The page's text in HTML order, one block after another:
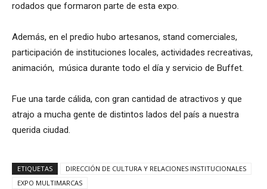
rodados que formaron parte de esta expo.
Además, en el predio hubo artesanos, stand comerciales,
participación de instituciones locales, actividades recreativas,
animación, música durante todo el día y servicio de Buffet.
Fue una tarde cálida, con gran cantidad de atractivos y que
atrajo a mucha gente de distintos lados del país a nuestra
querida ciudad.
ETIQUETAS
DIRECCIÓN DE CULTURA Y RELACIONES INSTITUCIONALES
EXPO MULTIMARCAS